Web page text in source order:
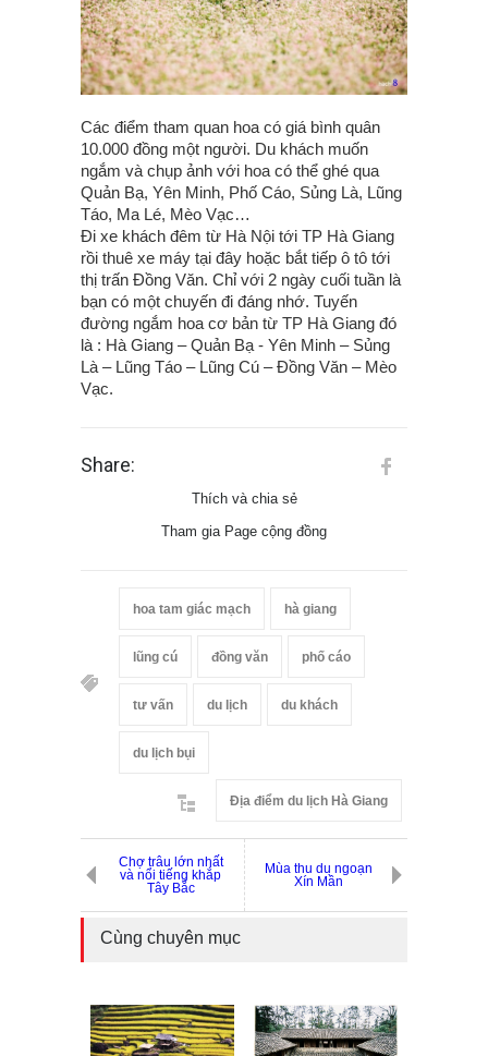
Các điểm tham quan hoa có giá bình quân
10.000 đồng một người. Du khách muốn
ngắm và chụp ảnh với hoa có thể ghé qua
Quản Bạ, Yên Minh, Phố Cáo, Sủng Là, Lũng
Táo, Ma Lé, Mèo Vạc…
Đi xe khách đêm từ Hà Nội tới TP Hà Giang
rồi thuê xe máy tại đây hoặc bắt tiếp ô tô tới
thị trấn Đồng Văn. Chỉ với 2 ngày cuối tuần là
bạn có một chuyến đi đáng nhớ. Tuyến
đường ngắm hoa cơ bản từ TP Hà Giang đó
là : Hà Giang – Quản Bạ - Yên Minh – Sủng
Là – Lũng Táo – Lũng Cú – Đồng Văn – Mèo
Vạc.
Share:
Thích và chia sẻ
Tham gia Page cộng đồng
hoa tam giác mạch hà giang
lũng cú đồng văn phố cáo
tư vấn du lịch du khách
du lịch bụi
Địa điểm du lịch Hà Giang
Chợ trâu lớn nhất
và nổi tiếng khắp
Tây Bắc
Mùa thu du ngoạn
Xín Mần
Cùng chuyên mục